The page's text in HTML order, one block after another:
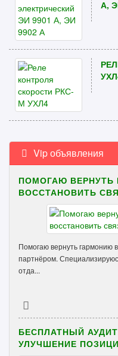
А,
Vip объявления
ПОМОГАЮ ВЕРНУТЬ
ВОССТАНОВИТЬ
Помогаю вернуть гармонию
партнёром.
отда...
БЕСПЛАТНЫЙ
УЛУЧШЕНИЕ